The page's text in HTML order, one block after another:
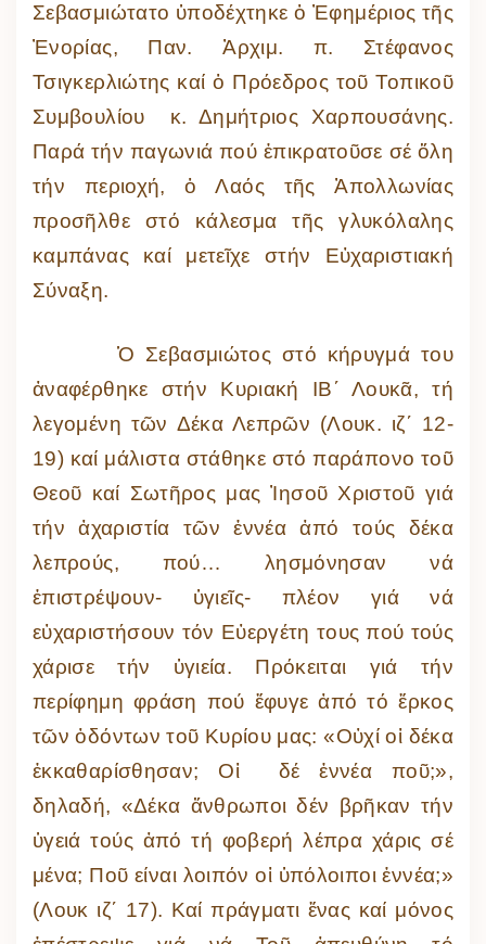
Σεβασμιώτατο ὑποδέχτηκε ὁ Ἐφημέριος τῆς
Ἐνορίας, Παν. Ἀρχιμ. π. Στέφανος
Τσιγκερλιώτης καί ὁ Πρόεδρος τοῦ Τοπικοῦ
Συμβουλίου κ. Δημήτριος Χαρπουσάνης.
Παρά τήν παγωνιά πού ἐπικρατοῦσε σέ ὅλη
τήν περιοχή, ὁ Λαός τῆς Ἀπολλωνίας
προσῆλθε στό κάλεσμα τῆς γλυκόλαλης
καμπάνας καί μετεῖχε στήν Εὐχαριστιακή
Σύναξη.
Ὁ Σεβασμιώτος στό κήρυγμά του
ἀναφέρθηκε στήν Κυριακή ΙΒ΄ Λουκᾶ, τή
λεγομένη τῶν Δέκα Λεπρῶν (Λουκ. ιζ΄ 12-
19) καί μάλιστα στάθηκε στό παράπονο τοῦ
Θεοῦ καί Σωτῆρος μας Ἰησοῦ Χριστοῦ γιά
τήν ἀχαριστία τῶν ἐννέα ἀπό τούς δέκα
λεπρούς, πού… λησμόνησαν νά
ἐπιστρέψουν- ὑγιεῖς- πλέον γιά νά
εὐχαριστήσουν τόν Εὐεργέτη τους πού τούς
χάρισε τήν ὑγιεία. Πρόκειται γιά τήν
περίφημη φράση πού ἔφυγε ἀπό τό ἕρκος
τῶν ὀδόντων τοῦ Κυρίου μας: «Οὐχί οἱ δέκα
ἐκκαθαρίσθησαν; Οἱ δέ ἐννέα ποῦ;»,
δηλαδή, «Δέκα ἄνθρωποι δέν βρῆκαν τήν
ὑγειά τούς ἀπό τή φοβερή λέπρα χάρις σέ
μένα; Ποῦ είναι λοιπόν οἱ ὑπόλοιποι ἐννέα;»
(Λουκ ιζ΄ 17). Καί πράγματι ἕνας καί μόνος